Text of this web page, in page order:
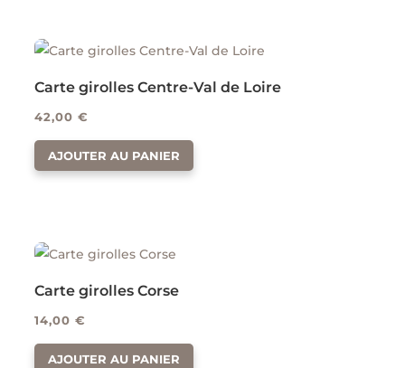
Carte girolles Centre-Val de Loire
42,00€
AJOUTER AU PANIER
Carte girolles Corse
14,00€
AJOUTER AU PANIER